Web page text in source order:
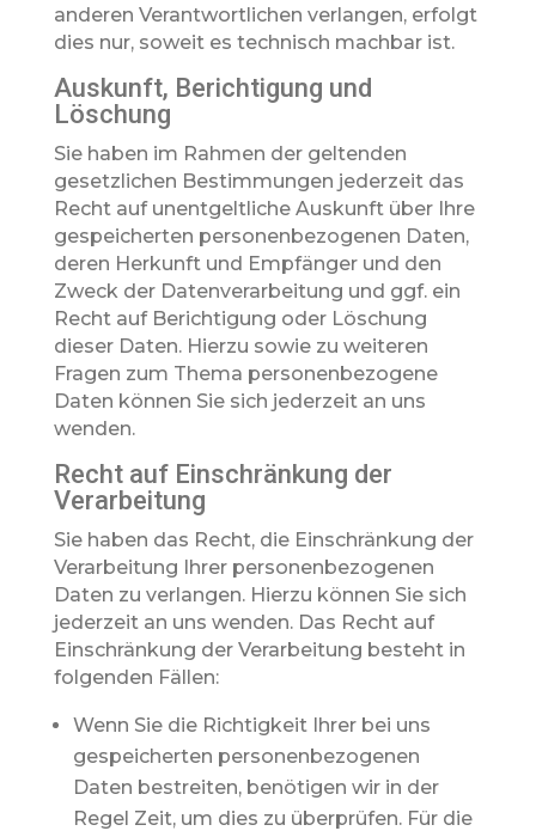
anderen Verantwortlichen verlangen, erfolgt
dies nur, soweit es technisch machbar ist.
Auskunft, Berichtigung und
Löschung
Sie haben im Rahmen der geltenden
gesetzlichen Bestimmungen jederzeit das
Recht auf unentgeltliche Auskunft über Ihre
gespeicherten personenbezogenen Daten,
deren Herkunft und Empfänger und den
Zweck der Datenverarbeitung und ggf. ein
Recht auf Berichtigung oder Löschung
dieser Daten. Hierzu sowie zu weiteren
Fragen zum Thema personenbezogene
Daten können Sie sich jederzeit an uns
wenden.
Recht auf Einschränkung der
Verarbeitung
Sie haben das Recht, die Einschränkung der
Verarbeitung Ihrer personenbezogenen
Daten zu verlangen. Hierzu können Sie sich
jederzeit an uns wenden. Das Recht auf
Einschränkung der Verarbeitung besteht in
folgenden Fällen:
Wenn Sie die Richtigkeit Ihrer bei uns
gespeicherten personenbezogenen
Daten bestreiten, benötigen wir in der
Regel Zeit, um dies zu überprüfen. Für die